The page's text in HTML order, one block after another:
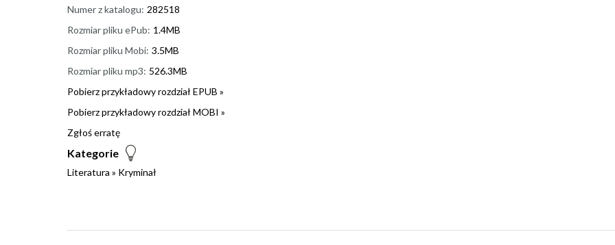
Numer z katalogu: 282518
Rozmiar pliku ePub: 1.4MB
Rozmiar pliku Mobi: 3.5MB
Rozmiar pliku mp3: 526.3MB
Pobierz przykładowy rozdział EPUB »
Pobierz przykładowy rozdział MOBI »
Zgłoś erratę
Kategorie
Literatura » Kryminał